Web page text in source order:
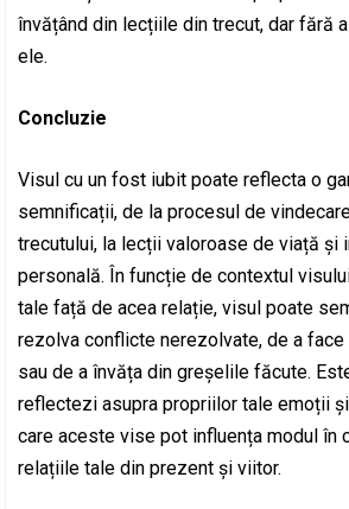
învățând din lecțiile din trecut, dar fără
ele.
Concluzie
Visul cu un fost iubit poate reflecta o
semnificații, de la procesul de
trecutului, la lecții valoroase de viață și
personală. În funcție de contextul
tale față de acea relație, visul poate
rezolva conflicte nerezolvate, de a face
sau de a învăța din greșelile făcute.
reflectezi asupra propriilor tale emoții
care aceste vise pot influența modul în
relațiile tale din prezent și viitor.